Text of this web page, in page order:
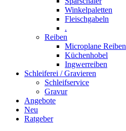
Winkelpaletten
Fleischgabeln
.
Reiben
Microplane Reiben
Küchenhobel
Ingwerreiben
Schleiferei / Gravieren
Schleifservice
Gravur
Angebote
Neu
Ratgeber